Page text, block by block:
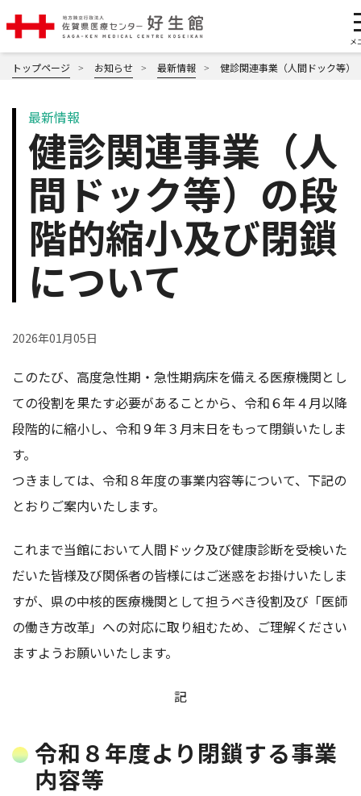
トップページ お知らせ 最新情報 健診関連事業（人間ドック等）
最新情報
健診関連事業（人
間ドック等）の段
階的縮小及び閉鎖
について
2026年01月05日
このたび、高度急性期・急性期病床を備える医療機関とし
ての役割を果たす必要があることから、令和６年４月以降
段階的に縮小し、令和９年３月末日をもって閉鎖いたしま
す。
つきましては、令和８年度の事業内容等について、下記の
とおりご案内いたします。
これまで当館において人間ドック及び健康診断を受検いた
だいた皆様及び関係者の皆様にはご迷惑をお掛けいたしま
すが、県の中核的医療機関として担うべき役割及び「医師
の働き方改革」への対応に取り組むため、ご理解ください
ますようお願いいたします。
記
令和８年度より閉鎖する事業
内容等